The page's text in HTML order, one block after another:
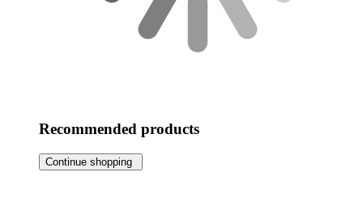
Recommended products
Continue shopping